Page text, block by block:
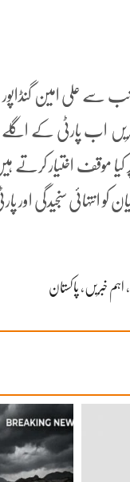
سے علی امین
اب پارٹی کے اگلے
موقف اختیار کرتے ہیں،
انتہائی سنجیدگی اور
، اہم خبریں، پاکستان